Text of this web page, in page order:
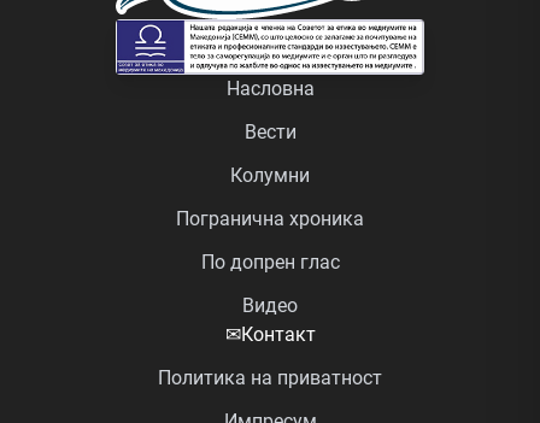
Насловна
Вести
Колумни
Погранична хроника
По допрен глас
Видео
✉Контакт
Политика на приватност